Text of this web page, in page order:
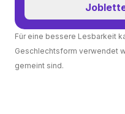
Für eine bessere Lesbarkeit
Geschlechtsform verwendet
gemeint sind.